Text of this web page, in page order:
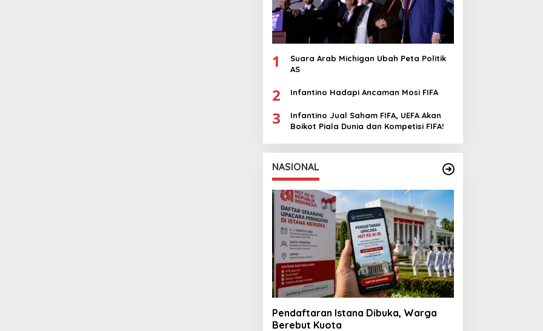
1
Suara Arab Michigan Ubah Peta Politik
AS
2 Infantino Hadapi Ancaman Mosi FIFA
3
Infantino Jual Saham FIFA, UEFA Akan
Boikot Piala Dunia dan Kompetisi FIFA!
NASIONAL
Pendaftaran Istana Dibuka, Warga
Berebut Kuota